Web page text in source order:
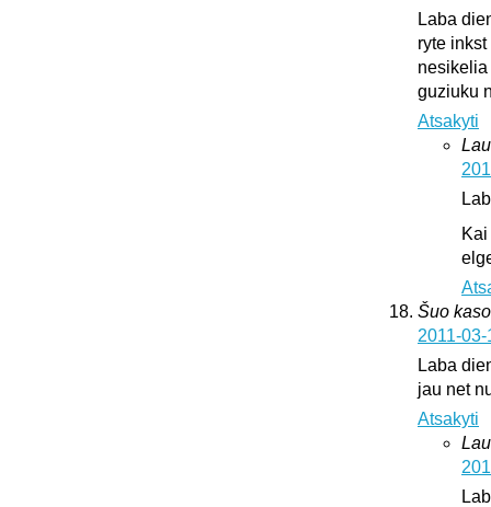
Laba
ryte
guziuku
Atsakyti
Šuo
2011-
Laba
jau net
Atsakyti